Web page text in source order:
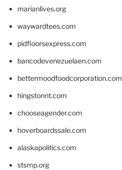
marianlives.org
waywardtees.com
pidfloorsexpress.com
bancodevenezuelaen.com
bettermoodfoodcorporation.com
hingstonnt.com
chooseagender.com
hoverboardssale.com
alaskapolitics.com
stsmp.org